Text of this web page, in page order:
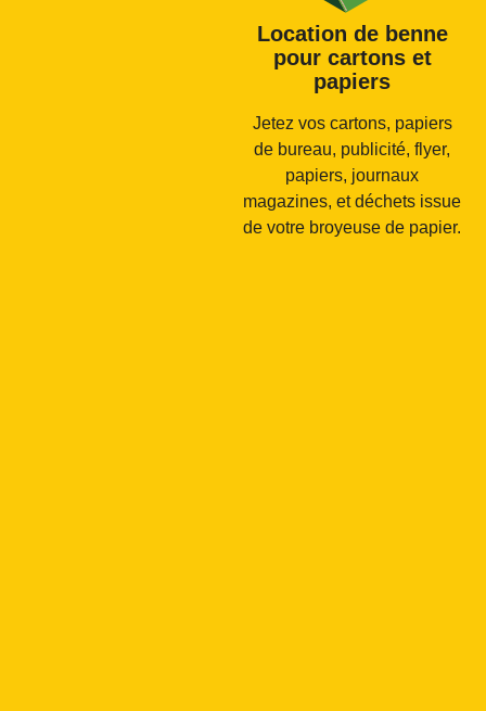
Location de benne
pour cartons et
papiers
Jetez vos cartons, papiers
de bureau, publicité, flyer,
papiers, journaux
magazines, et déchets issue
de votre broyeuse de papier.